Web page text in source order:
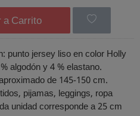
a Carrito
punto jersey liso en color Holly
algodón y 4 % elastano.
de 145-150 cm.
pijamas, leggings, ropa
unidad corresponde a 25 cm